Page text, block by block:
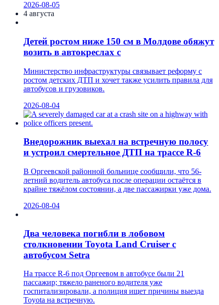
2026-08-05
4 августа
Детей ростом ниже 150 см в Молдове обяжут
возить в автокреслах с
Министерство инфраструктуры связывает реформу с
ростом детских ДТП и хочет также усилить правила для
автобусов и грузовиков.
2026-08-04
Внедорожник выехал на встречную полосу
и устроил смертельное ДТП на трассе R-6
В Оргеевской районной больнице сообщили, что 56-
летний водитель автобуса после операции остаётся в
крайне тяжёлом состоянии, а две пассажирки уже дома.
2026-08-04
Два человека погибли в лобовом
столкновении Toyota Land Cruiser с
автобусом Setra
На трассе R-6 под Оргеевом в автобусе были 21
пассажир; тяжело раненого водителя уже
госпитализировали, а полиция ищет причины выезда
Toyota на встречную.